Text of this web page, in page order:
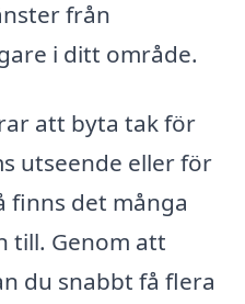
från
i ditt område.
att byta tak för
utseende eller för
finns det många
till. Genom att
du snabbt få flera